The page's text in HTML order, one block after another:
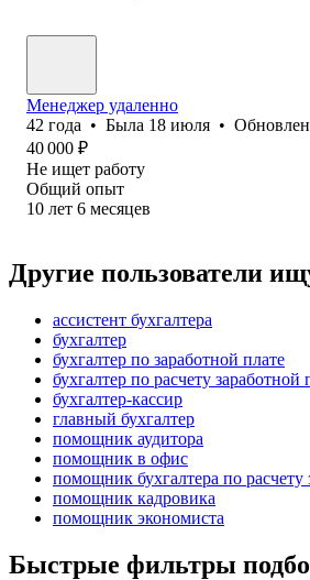
Менеджер удаленно
42 года • Была 18 июля •
40 000 ₽
Не ищет работу
Общий опыт
10 лет 6 месяцев
Другие пользователи
ассистент бухгалтера
бухгалтер
бухгалтер по заработной плате
бухгалтер по расчету заработной
бухгалтер-кассир
главный бухгалтер
помощник аудитора
помощник в офис
помощник бухгалтера по расчету
помощник кадровика
помощник экономиста
Быстрые фильтры